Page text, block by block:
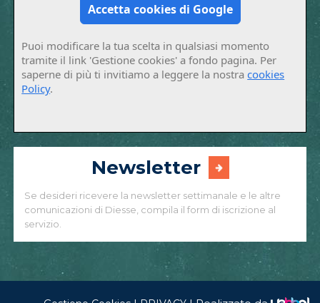
Accetta cookies di Google
Puoi modificare la tua scelta in qualsiasi momento
tramite il link 'Gestione cookies' a fondo pagina. Per
saperne di più ti invitiamo a leggere la nostracookies
Policy.
Newsletter
Se desideri ricevere la newsletter settimanale e le altre
comunicazioni di Diesse, compila il form di iscrizione al
servizio.